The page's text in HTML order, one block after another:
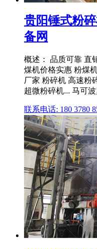
贵阳锤式粉
备网
概述： 品质可靠 直
煤机价格实惠 粉煤
厂家 粉碎机 高速粉
超微粉碎机... 马可
联系电话: 180 3780